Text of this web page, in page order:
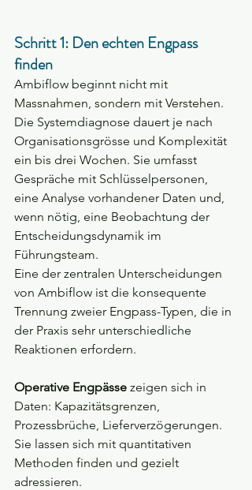
Schritt 1: Den echten Engpass
finden
Ambiflow beginnt nicht mit
Massnahmen, sondern mit Verstehen.
Die Systemdiagnose dauert je nach
Organisationsgrösse und Komplexität
ein bis drei Wochen. Sie umfasst
Gespräche mit Schlüsselpersonen,
eine Analyse vorhandener Daten und,
wenn nötig, eine Beobachtung der
Entscheidungsdynamik im
Führungsteam.
Eine der zentralen Unterscheidungen
von Ambiflow ist die konsequente
Trennung zweier Engpass-Typen, die in
der Praxis sehr unterschiedliche
Reaktionen erfordern.
Operative Engpässe zeigen sich in
Daten: Kapazitätsgrenzen,
Prozessbrüche, Lieferverzögerungen.
Sie lassen sich mit quantitativen
Methoden finden und gezielt
adressieren.